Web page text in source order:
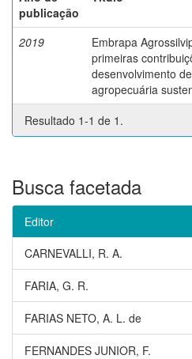
publicação
2019
Embrapa
primeiras
desenvolvimento
agropecuária
Resultado 1-1 de 1.
Busca facetada
Editor
CARNEVALLI, R. A.
FARIA, G. R.
FARIAS NETO, A. L. de
FERNANDES JUNIOR, F.